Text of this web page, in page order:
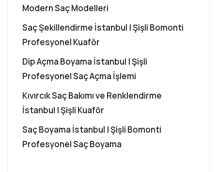
Modern Saç Modelleri
Saç Şekillendirme İstanbul | Şişli Bomonti
Profesyonel Kuaför
Dip Açma Boyama İstanbul | Şişli
Profesyonel Saç Açma İşlemi
Kıvırcık Saç Bakımı ve Renklendirme
İstanbul | Şişli Kuaför
Saç Boyama İstanbul | Şişli Bomonti
Profesyonel Saç Boyama